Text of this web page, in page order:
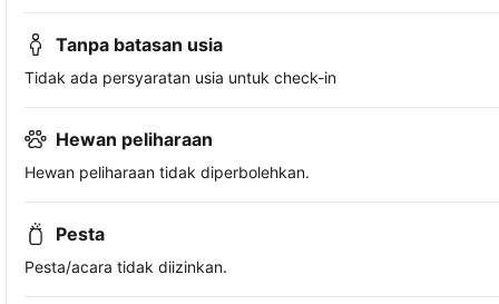
Tanpa batasan usia
Tidak ada persyaratan usia untuk check-in
Hewan peliharaan
Hewan peliharaan tidak diperbolehkan.
Pesta
Pesta/acara tidak diizinkan.